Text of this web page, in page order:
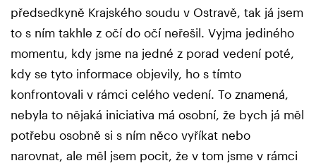
předsedkyně Krajského soudu v Ostravě, tak já jsem
to s ním takhle z očí do očí neřešil. Vyjma jediného
momentu, kdy jsme na jedné z porad vedení poté,
kdy se tyto informace objevily, ho s tímto
konfrontovali v rámci celého vedení. To znamená,
nebyla to nějaká iniciativa má osobní, že bych já měl
potřebu osobně si s ním něco vyříkat nebo
narovnat, ale měl jsem pocit, že v tom jsme v rámci